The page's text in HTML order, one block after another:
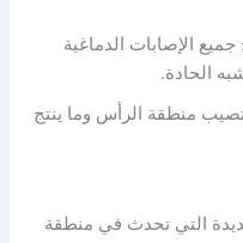
الإصابات الدماغية
الحادة.
منطقة الرأس وما ينتج
التي تحدث في منطقة